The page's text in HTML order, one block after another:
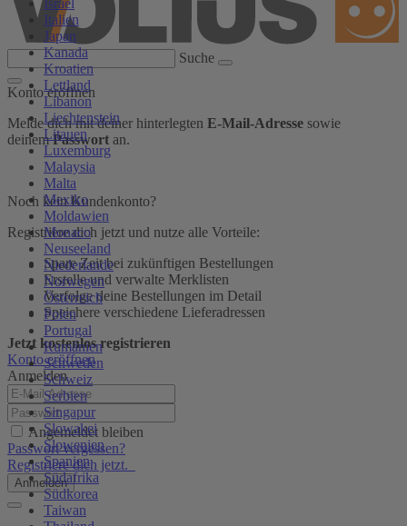
Israel
Italien
Japan
Kanada
Kroatien
Lettland
Libanon
Liechtenstein
Litauen
Luxemburg
Malaysia
Malta
Mexiko
Moldawien
Monaco
Neuseeland
Niederlande
Norwegen
Österreich
Polen
Portugal
Rumänien
Schweden
Schweiz
Serbien
Singapur
Slowakei
Slowenien
Spanien
Südafrika
Südkorea
Taiwan
Suche
Konto eröffnen
Melde dich mit deiner hinterlegten E-Mail-Adresse sowie
deinemPasswort an.
Noch kein Kundenkonto?
Registriere dich jetzt und nutze alle Vorteile:
Spare Zeit bei zukünftigen Bestellungen
Erstelle und verwalte Merklisten
Verfolge deine Bestellungen im Detail
Speichere verschiedene Lieferadressen
Jetzt kostenlos registrieren
Konto eröffnen
Anmelden
Angemeldet bleiben
Passwort vergessen?
Registriere dich jetzt.
Anmelden